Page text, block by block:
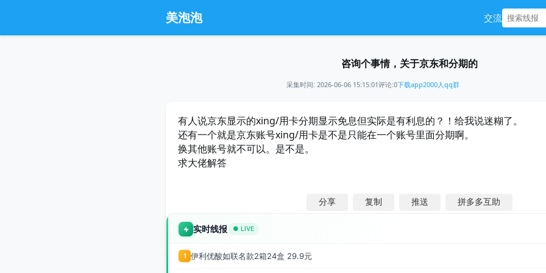
美泡泡 交流
咨询个事情，关于京东和分期的
采集时间: 2026-06-06 15:15:01评论:0下载app2000人qq群
有人说京东显示的xing/用卡分期显示免息但实际是有利息的？！给我说迷糊了。
还有一个就是京东账号xing/用卡是不是只能在一个账号里面分期啊。
换其他账号就不可以。是不是。
求大佬解答
分享 复制 推送 拼多多互助
实时线报 ● LIVE
1 伊利优酸如联名款2箱24盒 29.9元